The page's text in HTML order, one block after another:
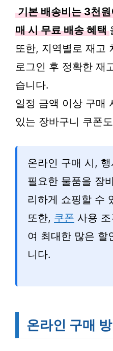
기본 배송비는 3천
매 시 무료 배송 혜택
또한, 지역별로 재고
로그인 후 정확한 재
습니다.
일정 금액 이상 구매
있는 장바구니 쿠폰
온라인 구매 시,
필요한 물품을 장
리하게 쇼핑할 수
또한, 쿠폰 사용
여 최대한 많은 할
니다.
온라인 구매